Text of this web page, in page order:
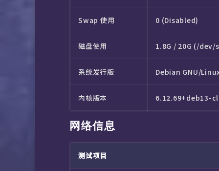
Swap 使用 0 (Disabled)
磁盘使用 1.8G / 20G (/dev/
系统发行版 Debian GNU/
内核版本 6.12.69+deb13-
网络信息
测试项目